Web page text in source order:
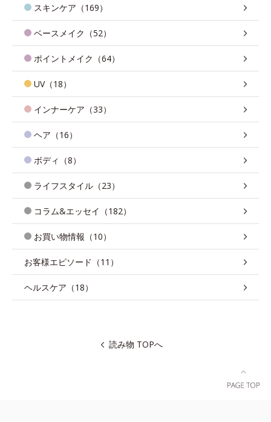
スキンケア（169）
ベースメイク（52）
ポイントメイク（64）
UV（18）
インナーケア（33）
ヘア（16）
ボディ（8）
ライフスタイル（23）
コラム&エッセイ（182）
お買い物情報（10）
お客様エピソード（11）
ヘルスケア（18）
読み物 TOPへ